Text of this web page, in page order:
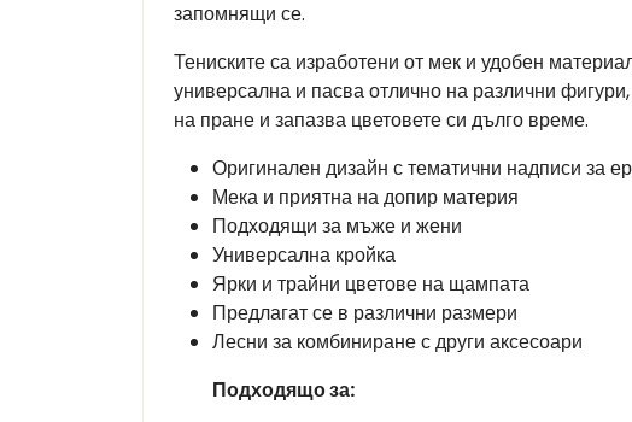
запомнящи се.
Тениските са изработени от мек и удобен
универсална и пасва отлично на различни
на пране и запазва цветовете си дълго време.
Оригинален дизайн с тематични надписи за
Мека и приятна на допир материя
Подходящи за мъже и жени
Универсална кройка
Ярки и трайни цветове на щампата
Предлагат се в различни размери
Лесни за комбиниране с други аксесоари
Подходящо за: